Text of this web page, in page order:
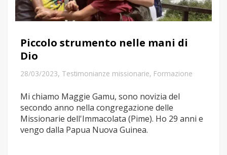
Piccolo strumento nelle mani di
Dio
28/03/2023, Testimonianze missionarie, Formazione
Mi chiamo Maggie Gamu, sono novizia del
secondo anno nella congregazione delle
Missionarie dell'Immacolata (Pime). Ho 29 anni e
vengo dalla Papua Nuova Guinea.